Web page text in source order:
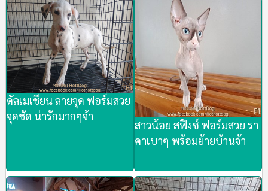
ดัลเมเชียน ลายจุด ฟอร์มสวย
จุดชัด น่ารักมากๆจ้า
สาวน้อย สฟิงซ์ ฟอร์มสวย รา
คาเบาๆ พร้อมย้ายบ้านจ้า